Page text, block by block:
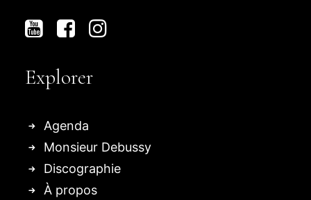
Explorer
Agenda
Monsieur Debussy
Discographie
À propos